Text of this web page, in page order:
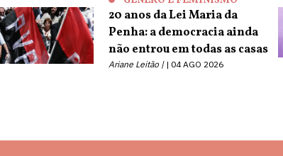
20 anos da Lei Maria da
Penha: a democracia ainda
não entrou em todas as casas
Ariane Leitão | 04 AGO 2026